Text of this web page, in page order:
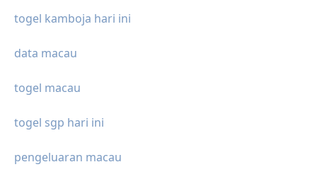
togel kamboja hari ini
data macau
togel macau
togel sgp hari ini
pengeluaran macau